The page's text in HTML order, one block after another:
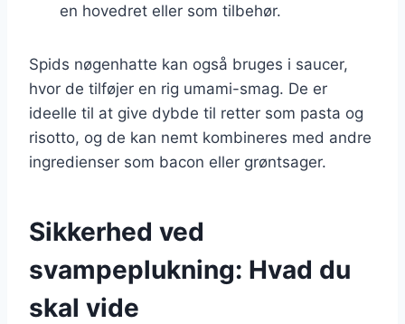
en hovedret eller som tilbehør.
Spids nøgenhatte kan også bruges i saucer,
hvor de tilføjer en rig umami-smag. De er
ideelle til at give dybde til retter som pasta og
risotto, og de kan nemt kombineres med andre
ingredienser som bacon eller grøntsager.
Sikkerhed ved
svampeplukning: Hvad du
skal vide